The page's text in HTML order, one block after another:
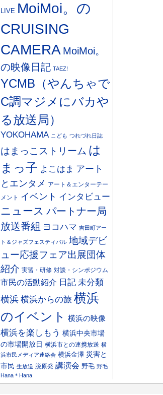
LIVE MoiMoi。の
CRUISING
CAMERA MoiMoi。
の映像日記 TAEZ!
YCMB（やんちゃで
C調マジメにバカや
る放送局）
YOKOHAMA こども つれづれ日誌
はまっこストリーム は
まっ子 よこはま アート
とエンタメ アート＆エンターテー
メント
イベント インタビュー
ニュース パートナー局
放送番組 ヨコハマ 吉田町アー
ト＆ジャズフェスティバル 地域デビ
ュー応援フェア出展団体
紹介 実習・研修 対談・シンポジウム
市民の活動紹介 日記 未分類
横浜 横浜からの旅 横浜
のイベント
横浜の映像
横浜を楽しもう 横浜中央市場
の市場開放日 横浜市との連携放送 横
浜市民メディア連絡会 横浜金澤 災害と
市民 生放送 脱原発 講演会 野毛 野毛
Hana＊Hana